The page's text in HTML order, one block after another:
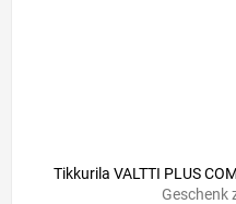
Tikkurila VALTTI PLUS
Geschenk